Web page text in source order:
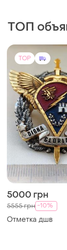
ТОП
TOP
5000 грн
5555 грн -10%
Отметка дшв